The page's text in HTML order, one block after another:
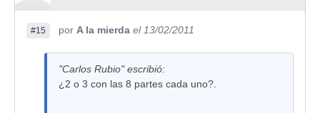
#15 por A la mierda el 13/02/2011
"Carlos Rubio" escribió:
¿2 o 3 con las 8 partes cada uno?.